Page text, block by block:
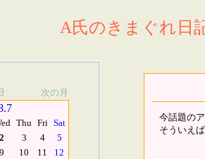
A氏のきまぐれ日
次の月
Thu Fri Sat
2 3 4
5
9 10 11
12
今話題の
そういえ